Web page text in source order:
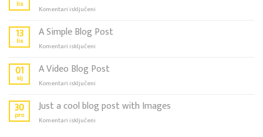
lis Komentari isključeni
another
post
Gallery
13
lis
A Simple Blog Post
Komentari isključeni
Simple
Blog
01
sij
A Video Blog Post
Komentari isključeni
Video
Blog
30
pro
Just a cool blog post with Images
Komentari isključeni